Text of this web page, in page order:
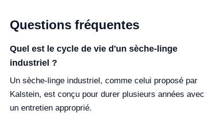
Questions fréquentes
Quel est le cycle de vie d'un sèche-linge
industriel ?
Un sèche-linge industriel, comme celui proposé par
Kalstein, est conçu pour durer plusieurs années avec
un entretien approprié.